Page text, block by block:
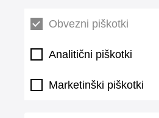
Obvezni piškotki
Analitični piškotki
Marketinški piškotki